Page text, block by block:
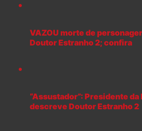
VAZOU morte de
Doutor Estranho 2; confira
“Assustador”: Presidente da
descreve Doutor Estranho 2